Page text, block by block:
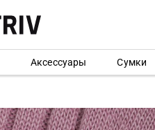
Аксессуары Сумки